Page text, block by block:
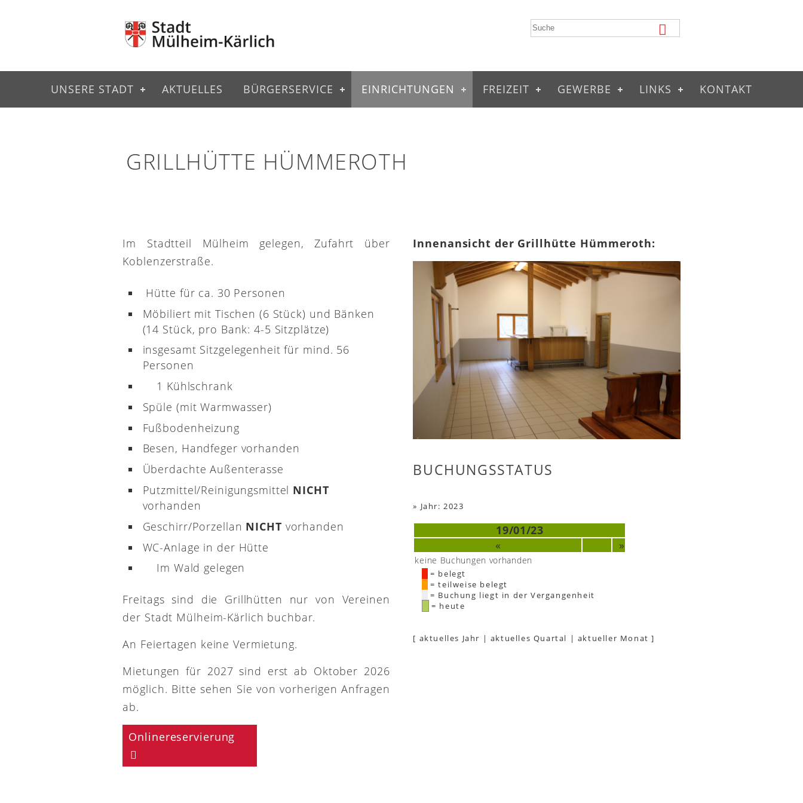
UNSERE STADT AKTUELLES BÜRGERSERVICE EINRICHTUNGEN FREIZEIT GEWERBE LINKS KONTAKT
GRILLHÜTTE HÜMMEROTH
Im Stadtteil Mülheim gelegen, Zufahrt über
Koblenzerstraße.
Hütte für ca. 30 Personen
Möbiliert mit Tischen (6 Stück) und Bänken
(14 Stück, pro Bank: 4-5 Sitzplätze)
insgesamt Sitzgelegenheit für mind. 56
Personen
1 Kühlschrank
Spüle (mit Warmwasser)
Fußbodenheizung
Besen, Handfeger vorhanden
Überdachte Außenterasse
Putzmittel/Reinigungsmittel NICHT
vorhanden
Geschirr/Porzellan NICHT vorhanden
WC-Anlage in der Hütte
Im Wald gelegen
Freitags sind die Grillhütten nur von Vereinen
der Stadt Mülheim-Kärlich buchbar.
An Feiertagen keine Vermietung.
Mietungen für 2027 sind erst ab Oktober 2026
möglich. Bitte sehen Sie von vorherigen Anfragen
ab.
Onlinereservierung
Innenansicht der Grillhütte Hümmeroth:
BUCHUNGSSTATUS
» Jahr: 2023
19/01/23
«
»
keine Buchungen vorhanden
= belegt
= teilweise belegt
= Buchung liegt in der Vergangenheit
= heute
[ aktuelles Jahr | aktuelles Quartal | aktueller Monat ]